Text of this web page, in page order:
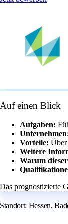
Auf einen Blick
Aufgaben:
Vorteile:
Weitere
Warum
Das prognostizierte
Standort: Hessen,